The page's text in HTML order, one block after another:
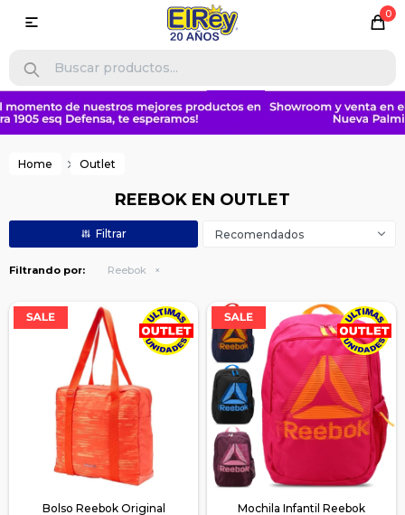
0

Home Outlet
REEBOK EN OUTLET
Recomendados
Filtrando por: Reebok
Bolso Reebok Original
Mochila Infantil Reebok